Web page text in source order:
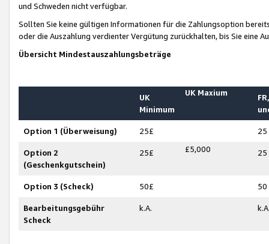
und Schweden nicht verfügbar.
Sollten Sie keine gültigen Informationen für die Zahlungsoption
oder die Auszahlung verdienter Vergütung zurückhalten, bis Sie
Übersicht Mindestauszahlungsbeträge
UK
Minimum
UK Maxium
Option 1 (Überweisung) 25£ 25
Option 2
(Geschenkgutschein)
25£ £5,000 25
Option 3 (Scheck) 50£ 50
Bearbeitungsgebühr
Scheck
k.A.